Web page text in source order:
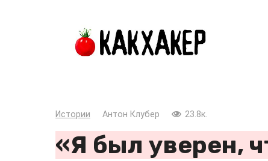
Истории Антон Клубер 23.8к.
«Я был уверен,